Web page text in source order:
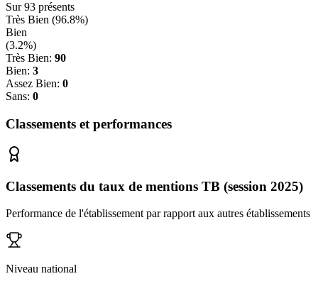
Sur93 présents
Très Bien (96.8%)
Bien
(3.2%)
Très Bien: 90
Bien: 3
Assez Bien: 0
Sans: 0
Classements et performances
Classements du taux de mentions TB (session 2025)
Performance de l'établissement par rapport aux autres établissements
Niveau national